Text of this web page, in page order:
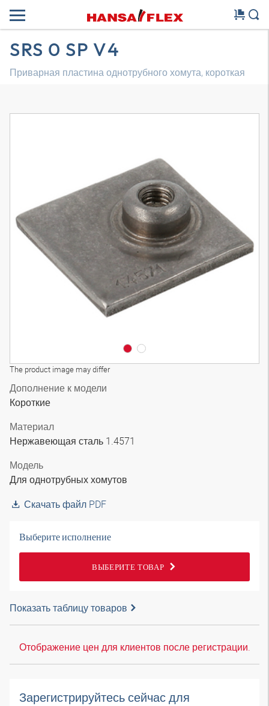
SRS 0 SP V4
Приварная пластина однотрубного хомута, короткая
The product image may differ
Дополнение к модели
Короткие
Материал
Нержавеющая сталь 1.4571
Модель
Для однотрубных хомутов
Скачать файл PDF
Выберите исполнение
ВЫБЕРИТЕ ТОВАР
Показать таблицу товаров
Отображение цен для клиентов после регистрации.
Зарегистрируйтесь сейчас для